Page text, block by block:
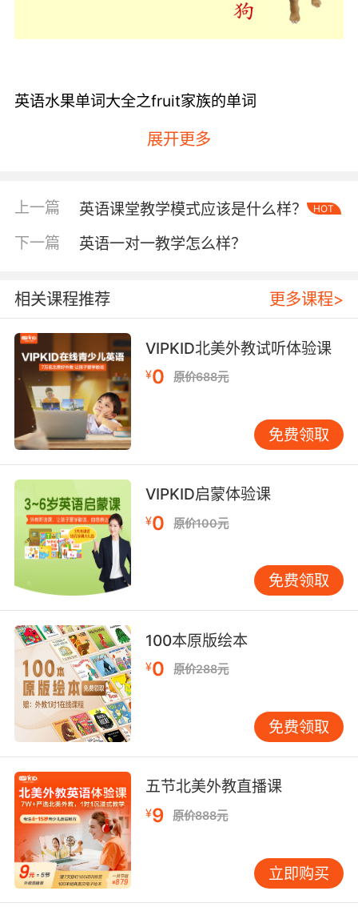
英语水果单词大全之fruit家族的单词
dragonfruit表示的是火龙果、passion fruit表示
果、Grapefruit表示的是葡萄柚子、Herbaceous
fruit表示的是草本果、Kernel fruit表示的是仁
果、Teazle fruit表示的是刺果、Snake fruit表示
英语水果单词大全之melon家族的单词
muskmelon其意为香瓜——hami melon其意为
哈蜜瓜——Seedless watermelon其意为无籽西
瓜——Honey-dew melon其意为哈蜜瓜——
Melon其意为瓜——Mini watermelon其意为小
melon其意为香瓜——Horned melon其意为刺角
瓜/非洲角黄瓜。
英语水果单词大全之berry家族水果单词
strawberry对应中文草莓、Hackberry对应中文
朴树果、blackberry对应中文黑莓、
Huckleberry对应中文越橘果、red bayberry对
应中文杨梅、blueberry对应中文蓝莓、Bilberry
对应中文野桑果、Wolfberry对应中文枸杞、
Gooseberry对应中文醋栗、Chinese
文曼越桔、Raspberry对应中文覆盆子、
Bearberry对应中文熊果以及Wineberry对应中文
白里叶莓果。
英语水果单词大全之其他水果：
展开更多
上一篇 英语课堂教学模式应该是什么样？ HOT
下一篇 英语一对一教学怎么样？
相关课程推荐 更多课程>
VIPKID北美外教试听体验课
¥0 原价688元
免费领取
VIPKID启蒙体验课
¥0 原价100元
免费领取
100本原版绘本
¥0 原价288元
免费领取
五节北美外教直播课
¥9 原价888元
立即购买